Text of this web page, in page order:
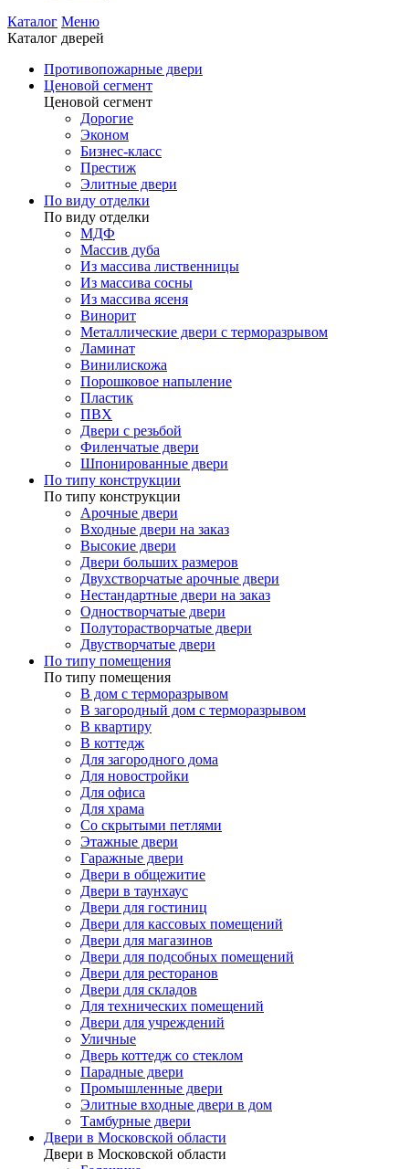
Каталог Меню
Каталог дверей
Противопожарные двери
Ценовой сегмент
Ценовой сегмент
Дорогие
Эконом
Бизнес-класс
Престиж
Элитные двери
По виду отделки
По виду отделки
МДФ
Массив дуба
Из массива лиственницы
Из массива сосны
Из массива ясеня
Винорит
Металлические двери с терморазрывом
Ламинат
Винилискожа
Порошковое напыление
Пластик
ПВХ
Двери с резьбой
Филенчатые двери
Шпонированные двери
По типу конструкции
По типу конструкции
Арочные двери
Входные двери на заказ
Высокие двери
Двери больших размеров
Двухстворчатые арочные двери
Нестандартные двери на заказ
Одностворчатые двери
Полуторастворчатые двери
Двустворчатые двери
По типу помещения
По типу помещения
В дом с терморазрывом
В загородный дом с терморазрывом
В квартиру
В коттедж
Для загородного дома
Для новостройки
Для офиса
Для храма
Со скрытыми петлями
Этажные двери
Гаражные двери
Двери в общежитие
Двери в таунхаус
Двери для гостиниц
Двери для кассовых помещений
Двери для магазинов
Двери для подсобных помещений
Двери для ресторанов
Двери для складов
Для технических помещений
Двери для учреждений
Уличные
Дверь коттедж со стеклом
Парадные двери
Промышленные двери
Элитные входные двери в дом
Тамбурные двери
Двери в Московской области
Двери в Московской области